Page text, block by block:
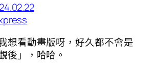
想看動畫版呀，好久都不會是
觀後」，哈哈。